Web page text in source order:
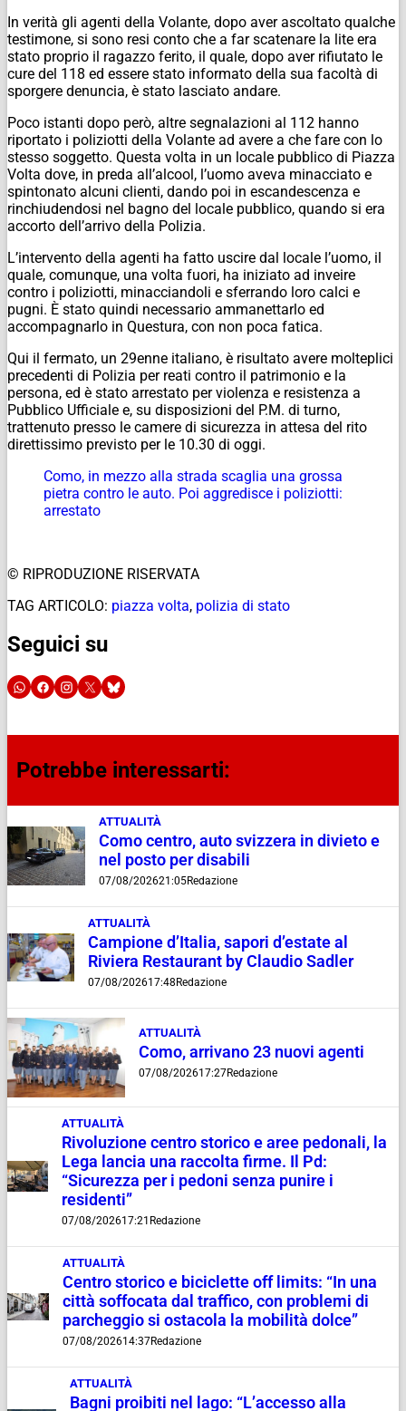
In verità gli agenti della Volante, dopo aver ascoltato qualche
testimone, si sono resi conto che a far scatenare la lite era
stato proprio il ragazzo ferito, il quale, dopo aver rifiutato le
cure del 118 ed essere stato informato della sua facoltà di
sporgere denuncia, è stato lasciato andare.
Poco istanti dopo però, altre segnalazioni al 112 hanno
riportato i poliziotti della Volante ad avere a che fare con lo
stesso soggetto. Questa volta in un locale pubblico di Piazza
Volta dove, in preda all’alcool, l’uomo aveva minacciato e
spintonato alcuni clienti, dando poi in escandescenza e
rinchiudendosi nel bagno del locale pubblico, quando si era
accorto dell’arrivo della Polizia.
L’intervento della agenti ha fatto uscire dal locale l’uomo, il
quale, comunque, una volta fuori, ha iniziato ad inveire
contro i poliziotti, minacciandoli e sferrando loro calci e
pugni. È stato quindi necessario ammanettarlo ed
accompagnarlo in Questura, con non poca fatica.
Qui il fermato, un 29enne italiano, è risultato avere molteplici
precedenti di Polizia per reati contro il patrimonio e la
persona, ed è stato arrestato per violenza e resistenza a
Pubblico Ufficiale e, su disposizioni del P.M. di turno,
trattenuto presso le camere di sicurezza in attesa del rito
direttissimo previsto per le 10.30 di oggi.
Como, in mezzo alla strada scaglia una grossa
pietra contro le auto. Poi aggredisce i poliziotti:
arrestato
© RIPRODUZIONE RISERVATA
TAG ARTICOLO: piazza volta, polizia di stato
Seguici su
Potrebbe interessarti:
ATTUALITÀ
Como centro, auto svizzera in divieto e
nel posto per disabili
07/08/202621:05Redazione
ATTUALITÀ
Campione d’Italia, sapori d’estate al
Riviera Restaurant by Claudio Sadler
07/08/202617:48 Redazione
ATTUALITÀ
Como, arrivano 23 nuovi agenti
07/08/202617:27Redazione
ATTUALITÀ
Rivoluzione centro storico e aree pedonali, la
Lega lancia una raccolta firme. Il Pd:
“Sicurezza per i pedoni senza punire i
residenti”
07/08/202617:21 Redazione
ATTUALITÀ
Centro storico e biciclette off limits: “In una
città soffocata dal traffico, con problemi di
parcheggio si ostacola la mobilità dolce”
07/08/202614:37Redazione
ATTUALITÀ
Bagni proibiti nel lago: “L’accesso alla